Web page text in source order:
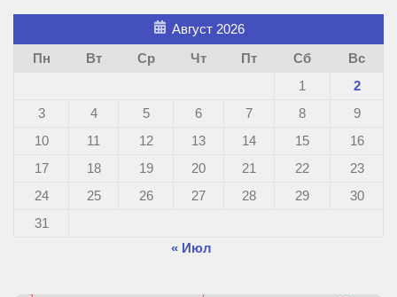
Август 2026
Пн
Вт Ср Чт Пт Сб
Вс
1
2
3
4 5 6 7 8
9
10
11 12 13 14 15
16
17
18 19 20 21 22
23
24
25 26 27 28 29
30
31
« Июл